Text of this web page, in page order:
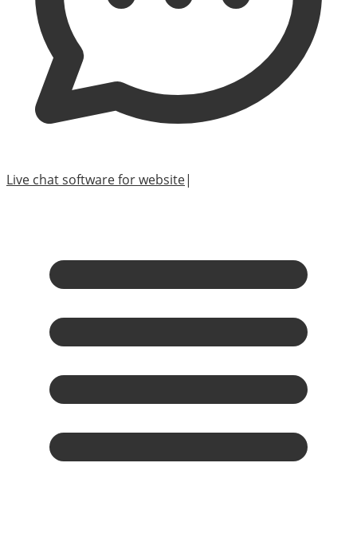
Live chat software for website|